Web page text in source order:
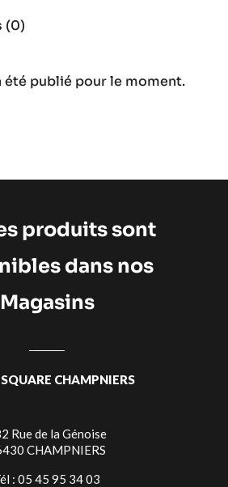
(0)
été publié pour le moment.
produits sont
dans nos
Magasins
CHAMPNIERS
Rue de la Génoise
CHAMPNIERS
: 05 45 95 34 03